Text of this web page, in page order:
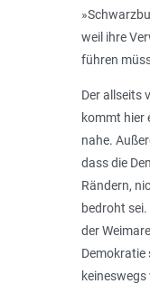
weil ihre
führen
Der allseits
kommt hier
nahe.
dass die
Rändern,
bedroht
der
Demokratie